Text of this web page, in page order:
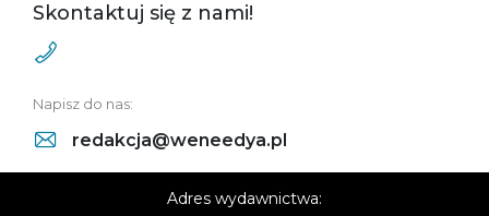
Skontaktuj się z nami!
Napisz do nas:
redakcja@weneedya.pl
Adres wydawnictwa: